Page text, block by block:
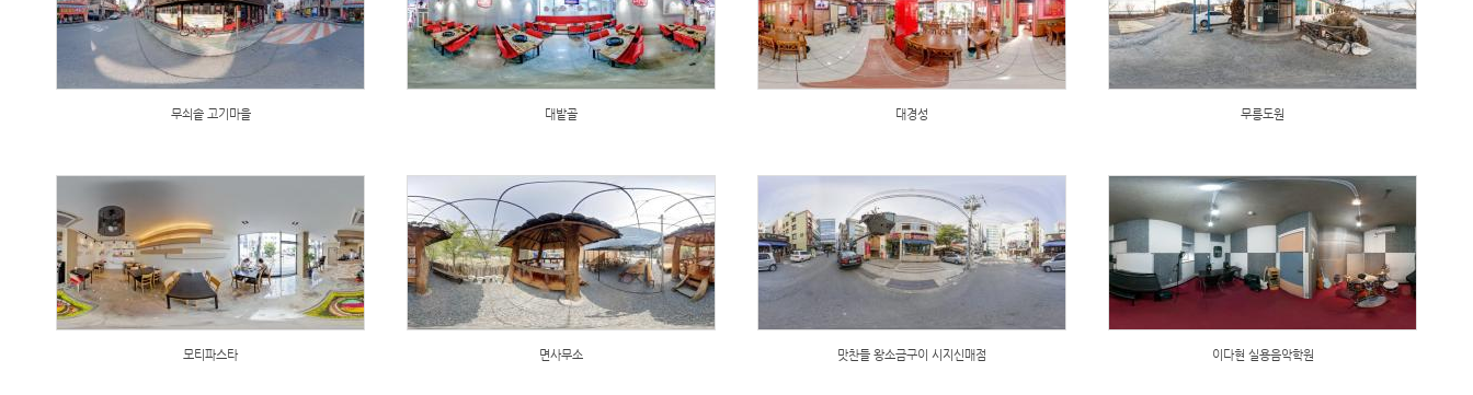
무쇠솥 고기마을 대밭골 대경성 무릉도원
모티파스타 면사무소 맛찬들 왕소금구이 시지신매점 이다현 실용음악학원